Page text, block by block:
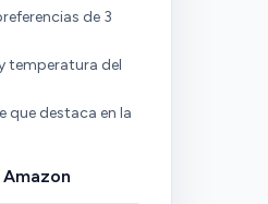
de 3
temperatura del
que destaca en la